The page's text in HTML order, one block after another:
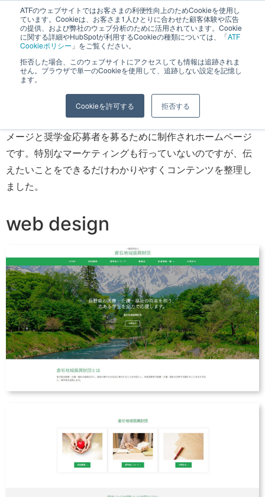
ATFのウェブサイトではお客さまの利便性向上のためCookieを使用し
ています。Cookieは、お客さま1人ひとりに合わせた顧客体験や広告
の提供、および弊社のウェブ分析のために活用されています。Cookie
に関する詳細やHubSpotが利用するCookieの種類については、「ATF
Cookieポリシー 」をご覧ください。
拒否した場合、このウェブサイトにアクセスしても情報は追跡されま
せん。ブラウザで単一のCookieを使用して、追跡しない設定を記憶し
ます。
Cookieを許可する 拒否する
長野県長野市・松本市ウェブ制作事業部 コンサルティングFIRM
一般財団法人 倉石地域振興財団様ホームページ
長野市の栗田病院内に設置された長野県の医療関連の学生
に奨学金を提供するためのホームページです。長野県のイ
メージと奨学金応募者を募るために制作されホームページ
です。特別なマーケティングも行っていないのですが、伝
えたいことをできるだけわかりやすくコンテンツを整理し
ました。
web design